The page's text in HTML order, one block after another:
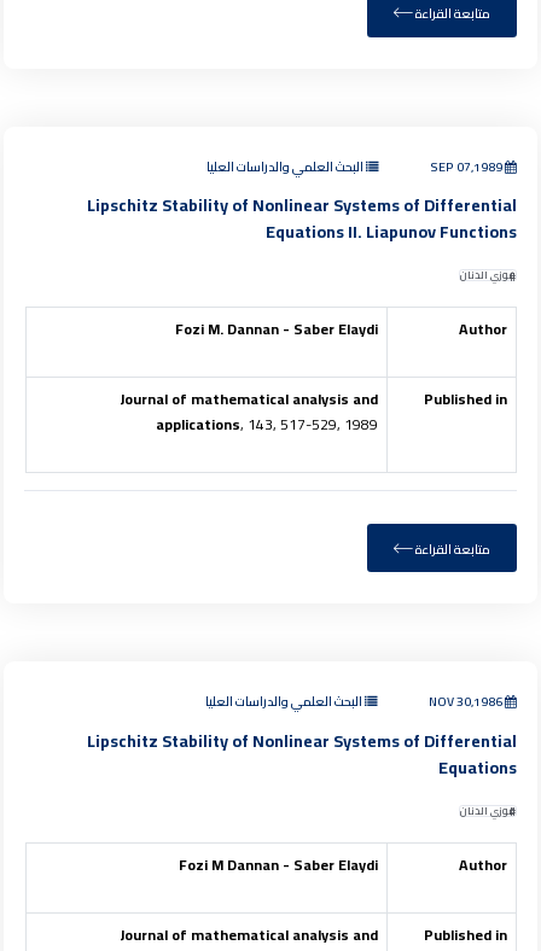
متابعة القراءة
SEP 07,1989 البحث العلمي والدراسات العليا
Lipschitz Stability of Nonlinear Systems of Differential
Equations II. Liapunov Functions
فوزي الدنان
Author
Fozi M. Dannan - Saber Elaydi
Published in
Journal of mathematical analysis and
applications, 143, 517-529, 1989
متابعة القراءة
NOV 30,1986 البحث العلمي والدراسات العليا
Lipschitz Stability of Nonlinear Systems of Differential
Equations
فوزي الدنان
Author
Fozi M Dannan - Saber Elaydi
Published in
Journal of mathematical analysis and